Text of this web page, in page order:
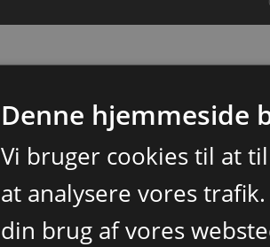
Denne hjemmeside
Vi bruger cookies til at
at analysere vores
din brug af vores